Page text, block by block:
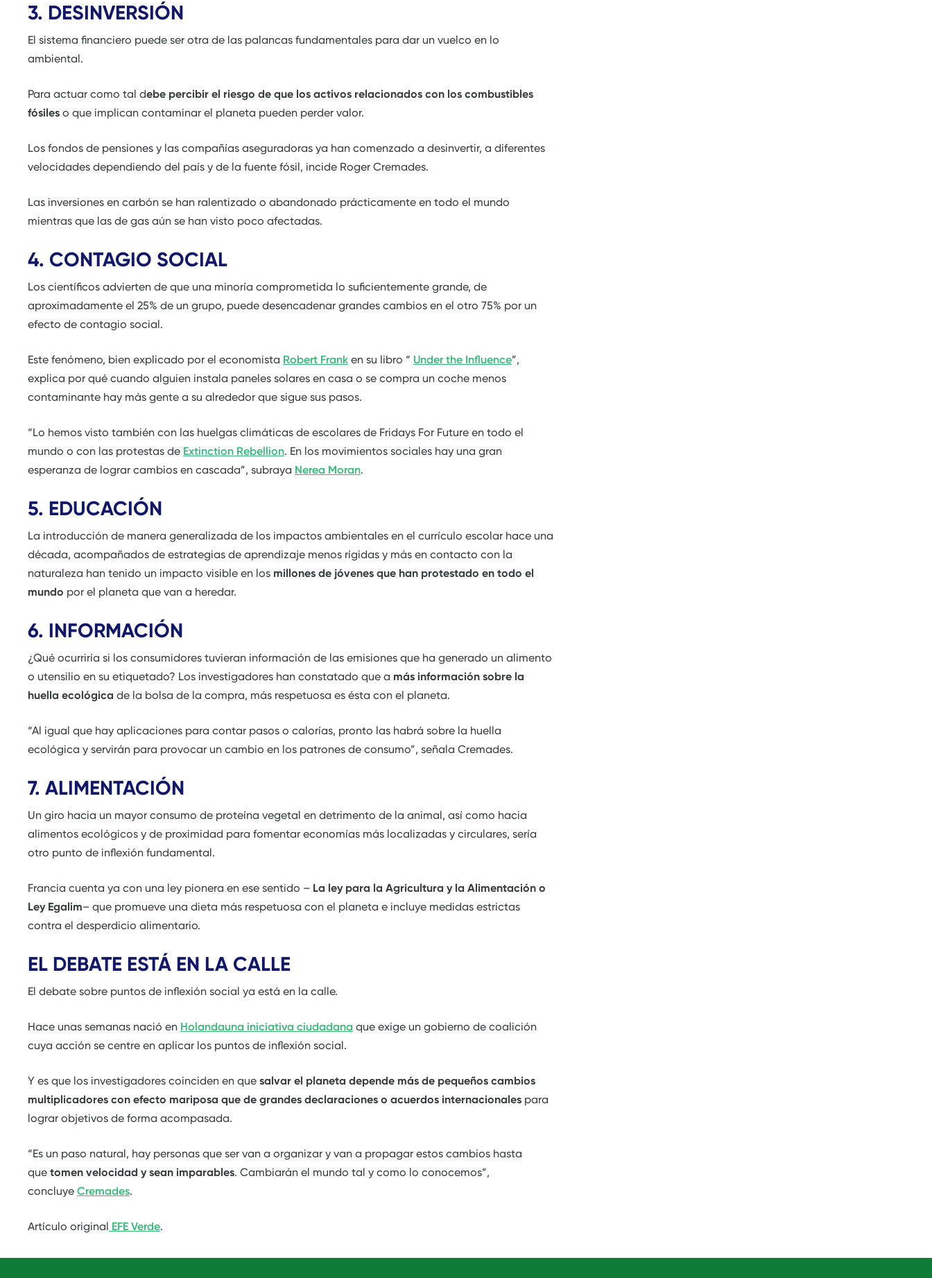
3. DESINVERSIÓN
El sistema financiero puede ser otra de las palancas fundamentales para dar un vuelco en lo
ambiental.
Para actuar como tal debe percibir el riesgo de que los activos relacionados con los combustibles
fósiles o que implican contaminar el planeta pueden perder valor.
Los fondos de pensiones y las compañías aseguradoras ya han comenzado a desinvertir, a diferentes
velocidades dependiendo del país y de la fuente fósil, incide Roger Cremades.
Las inversiones en carbón se han ralentizado o abandonado prácticamente en todo el mundo
mientras que las de gas aún se han visto poco afectadas.
4. CONTAGIO SOCIAL
Los científicos advierten de que una minoría comprometida lo suficientemente grande, de
aproximadamente el 25% de un grupo, puede desencadenar grandes cambios en el otro 75% por un
efecto de contagio social.
Este fenómeno, bien explicado por el economista Robert Frank en su libro “ Under the Influence”,
explica por qué cuando alguien instala paneles solares en casa o se compra un coche menos
contaminante hay más gente a su alrededor que sigue sus pasos.
“Lo hemos visto también con las huelgas climáticas de escolares de Fridays For Future en todo el
mundo o con las protestas de Extinction Rebellion. En los movimientos sociales hay una gran
esperanza de lograr cambios en cascada”, subraya Nerea Moran.
5. EDUCACIÓN
La introducción de manera generalizada de los impactos ambientales en el currículo escolar hace una
década, acompañados de estrategias de aprendizaje menos rígidas y más en contacto con la
naturaleza han tenido un impacto visible en los millones de jóvenes que han protestado en todo el
mundo por el planeta que van a heredar.
6. INFORMACIÓN
¿Qué ocurriría si los consumidores tuvieran información de las emisiones que ha generado un alimento
o utensilio en su etiquetado? Los investigadores han constatado que a más información sobre la
huella ecológica de la bolsa de la compra, más respetuosa es ésta con el planeta.
“Al igual que hay aplicaciones para contar pasos o calorías, pronto las habrá sobre la huella
ecológica y servirán para provocar un cambio en los patrones de consumo”, señala Cremades.
7. ALIMENTACIÓN
Un giro hacia un mayor consumo de proteína vegetal en detrimento de la animal, así como hacia
alimentos ecológicos y de proximidad para fomentar economías más localizadas y circulares, sería
otro punto de inflexión fundamental.
Francia cuenta ya con una ley pionera en ese sentido – La ley para la Agricultura y la Alimentación o
Ley Egalim– que promueve una dieta más respetuosa con el planeta e incluye medidas estrictas
contra el desperdicio alimentario.
EL DEBATE ESTÁ EN LA CALLE
El debate sobre puntos de inflexión social ya está en la calle.
Hace unas semanas nació en Holandauna iniciativa ciudadana que exige un gobierno de coalición
cuya acción se centre en aplicar los puntos de inflexión social.
Y es que los investigadores coinciden en que salvar el planeta depende más de pequeños cambios
multiplicadores con efecto mariposa que de grandes declaraciones o acuerdos internacionales para
lograr objetivos de forma acompasada.
“Es un paso natural, hay personas que ser van a organizar y van a propagar estos cambios hasta
que tomen velocidad y sean imparables. Cambiarán el mundo tal y como lo conocemos”,
concluye Cremades.
Artículo original EFE Verde.